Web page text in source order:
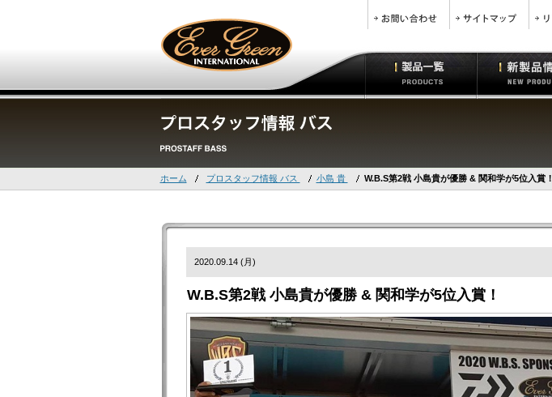
ホーム プロスタッフ情報 バス 小島 貴 W.B.S第2戦 小島貴が優勝 & 関和学が5位入賞！
2020.09.14 (月)
W.B.S第2戦 小島貴が優勝 & 関和学が5位入賞！